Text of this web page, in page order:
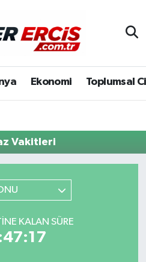
Ekonomi Toplumsal
Vakitleri
KALAN SÜRE